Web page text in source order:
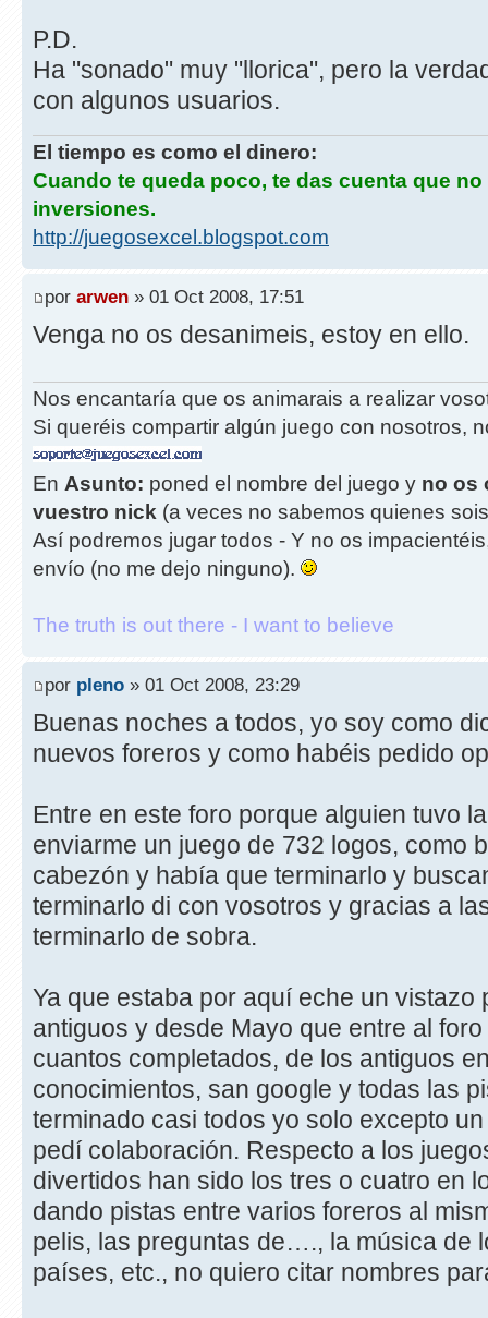
P.D.
Ha "sonado" muy "llorica", pero la
con algunos usuarios.
El tiempo es como el dinero:
Cuando te queda poco, te das cuenta que
inversiones.
http://juegosexcel.blogspot.com
por arwen » 01 Oct 2008, 17:51
Venga no os desanimeis, estoy en ello.
Nos encantaría que os animarais a realizar
Si queréis compartir algún juego con nosotros,
En Asunto: poned el nombre del juego y no os
vuestro nick (a veces no sabemos quienes
Así podremos jugar todos - Y no os
envío (no me dejo ninguno).
The truth is out there - I want to believe
por pleno » 01 Oct 2008, 23:29
Buenas noches a todos, yo soy como
nuevos foreros y como habéis pedido
Entre en este foro porque alguien tuvo
enviarme un juego de 732 logos, como
cabezón y había que terminarlo y
terminarlo di con vosotros y gracias a
terminarlo de sobra.
Ya que estaba por aquí eche un vistazo
antiguos y desde Mayo que entre al
cuantos completados, de los antiguos
conocimientos, san google y todas las
terminado casi todos yo solo excepto
pedí colaboración. Respecto a los
divertidos han sido los tres o cuatro en
dando pistas entre varios foreros al
pelis, las preguntas de…., la música de
países, etc., no quiero citar nombres